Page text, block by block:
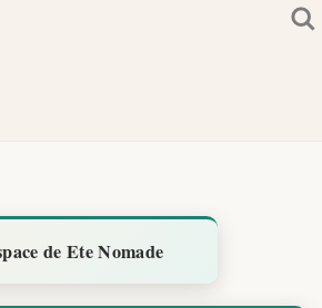
de Ete Nomade